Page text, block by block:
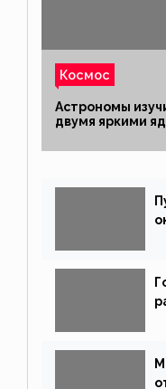
Космос
Астрономы
двумя яркими